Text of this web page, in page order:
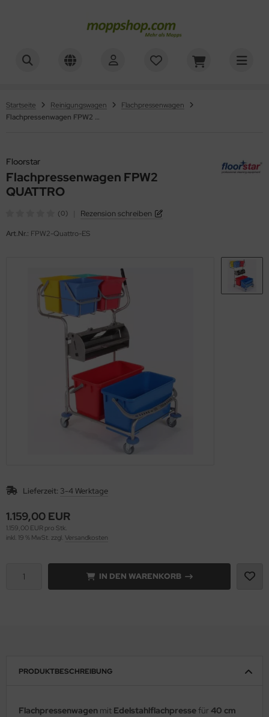
Startseite Reinigungswagen
Flachpressenwagen
Flachpressenwagen FPW2 QUATTRO
Floorstar
Flachpressenwagen FPW2
QUATTRO
(0) Rezension schreiben
Art.Nr.: FPW2-Quattro-ES
Lieferzeit: 3-4 Werktage
1.159,00 EUR
1.159,00 EUR pro Stk.
inkl. 19 % MwSt. zzgl. Versandkosten
IN DEN WARENKORB
PRODUKTBESCHREIBUNG
Flachpressenwagen mit Edelstahlflachpressefür 40 cm
Halter, Klemmen